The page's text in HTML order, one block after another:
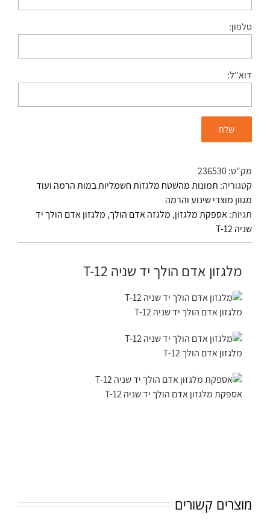
טלפון:
דוא"ל:
מק"ט:236530
קטגוריה: תמונות מהשטח מלגזות חשמליות במות הרמה ועוד
מגוון מוצרי שינוע והרמה
תגיות:אספקת מלגזון, מלגזה אדם הולך, מלגזון אדם הולך יד
שניה T-12
מלגזון אדם הולך יד שניה T-12
מלגזון אדם הולך יד שניה T-12
מלגזון אדם הולך T-12
אספקת מלגזון אדם הולך יד שניה T-12
מוצרים קשורים